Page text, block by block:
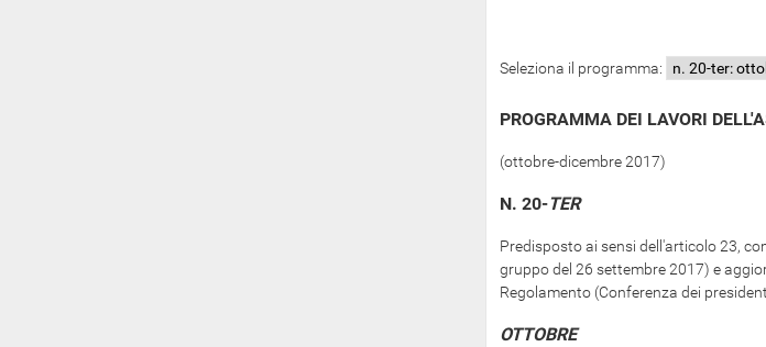
Seleziona il programma:
PROGRAMMA DEI LAVORI
(ottobre-dicembre 2017)
N. 20-TER
Predisposto ai sensi dell'articolo 23,
gruppo del 26 settembre 2017) e
Regolamento (Conferenza dei
OTTOBRE